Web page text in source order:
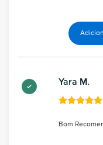
Yara M.
Bom